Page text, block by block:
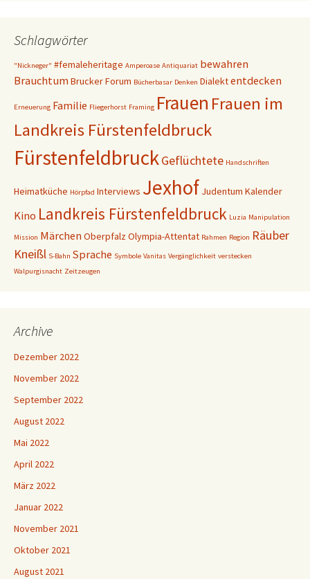
Schlagwörter
"Nickneger" #femaleheritage Amperoase Antiquariat bewahren
Brauchtum Brucker Forum Bücherbasar Denken Dialektentdecken
Erneuerung Familie Fliegerhorst Framing Frauen Frauen im
Landkreis Fürstenfeldbruck
FürstenfeldbruckGeflüchtete Handschriften
Heimatküche Hörpfad Interviews Jexhof Judentum Kalender
Kino Landkreis Fürstenfeldbruck Luzia Manipulation
Mission Märchen OberpfalzOlympia-Attentat Rahmen Region Räuber
Kneißl S-Bahn Sprache Symbole Vanitas Vergänglichkeit verstecken
Walpurgisnacht Zeitzeugen
Archive
Dezember 2022
November 2022
September 2022
August 2022
Mai 2022
April 2022
März 2022
Januar 2022
November 2021
Oktober 2021
August 2021